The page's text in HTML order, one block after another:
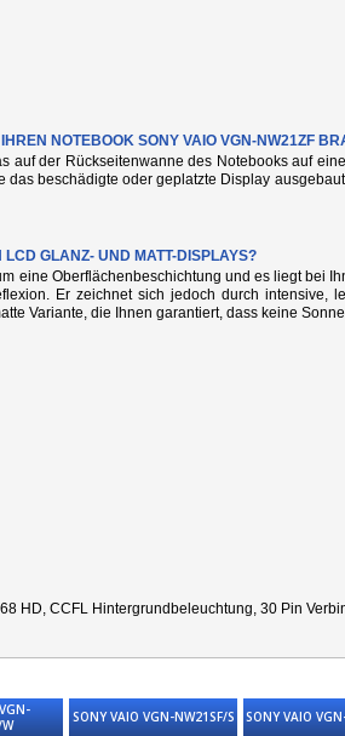
NOTEBOOK SONY VAIO VGN-NW21ZF
der Rückseitenwanne des Notebooks auf
beschädigte oder geplatzte Display
GLANZ- UND MATT-DISPLAYS?
eine Oberflächenbeschichtung und es liegt bei
Er zeichnet sich jedoch durch intensive,
Variante, die Ihnen garantiert, dass keine
HD, CCFL Hintergrundbeleuchtung, 30 Pin
SONY VAIO VGN-NW21SF/S SONY VAIO